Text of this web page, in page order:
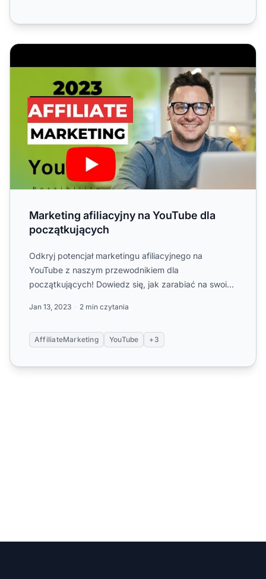
Marketing afiliacyjny na YouTube dla początkujących
Marketing afiliacyjny na YouTube dla
początkujących
Odkryj potencjał marketingu afiliacyjnego na
YouTube z naszym przewodnikiem dla
początkujących! Dowiedz się, jak zarabiać na swoim
Jan 13, 2023 2 min czytania
AffiliateMarketing YouTube +3